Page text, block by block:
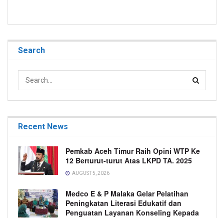
Search
Recent News
Pemkab Aceh Timur Raih Opini WTP Ke
12 Berturut-turut Atas LKPD TA. 2025
AUGUST 5, 2026
Medco E & P Malaka Gelar Pelatihan
Peningkatan Literasi Edukatif dan
Penguatan Layanan Konseling Kepada